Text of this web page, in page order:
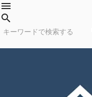
menu
search